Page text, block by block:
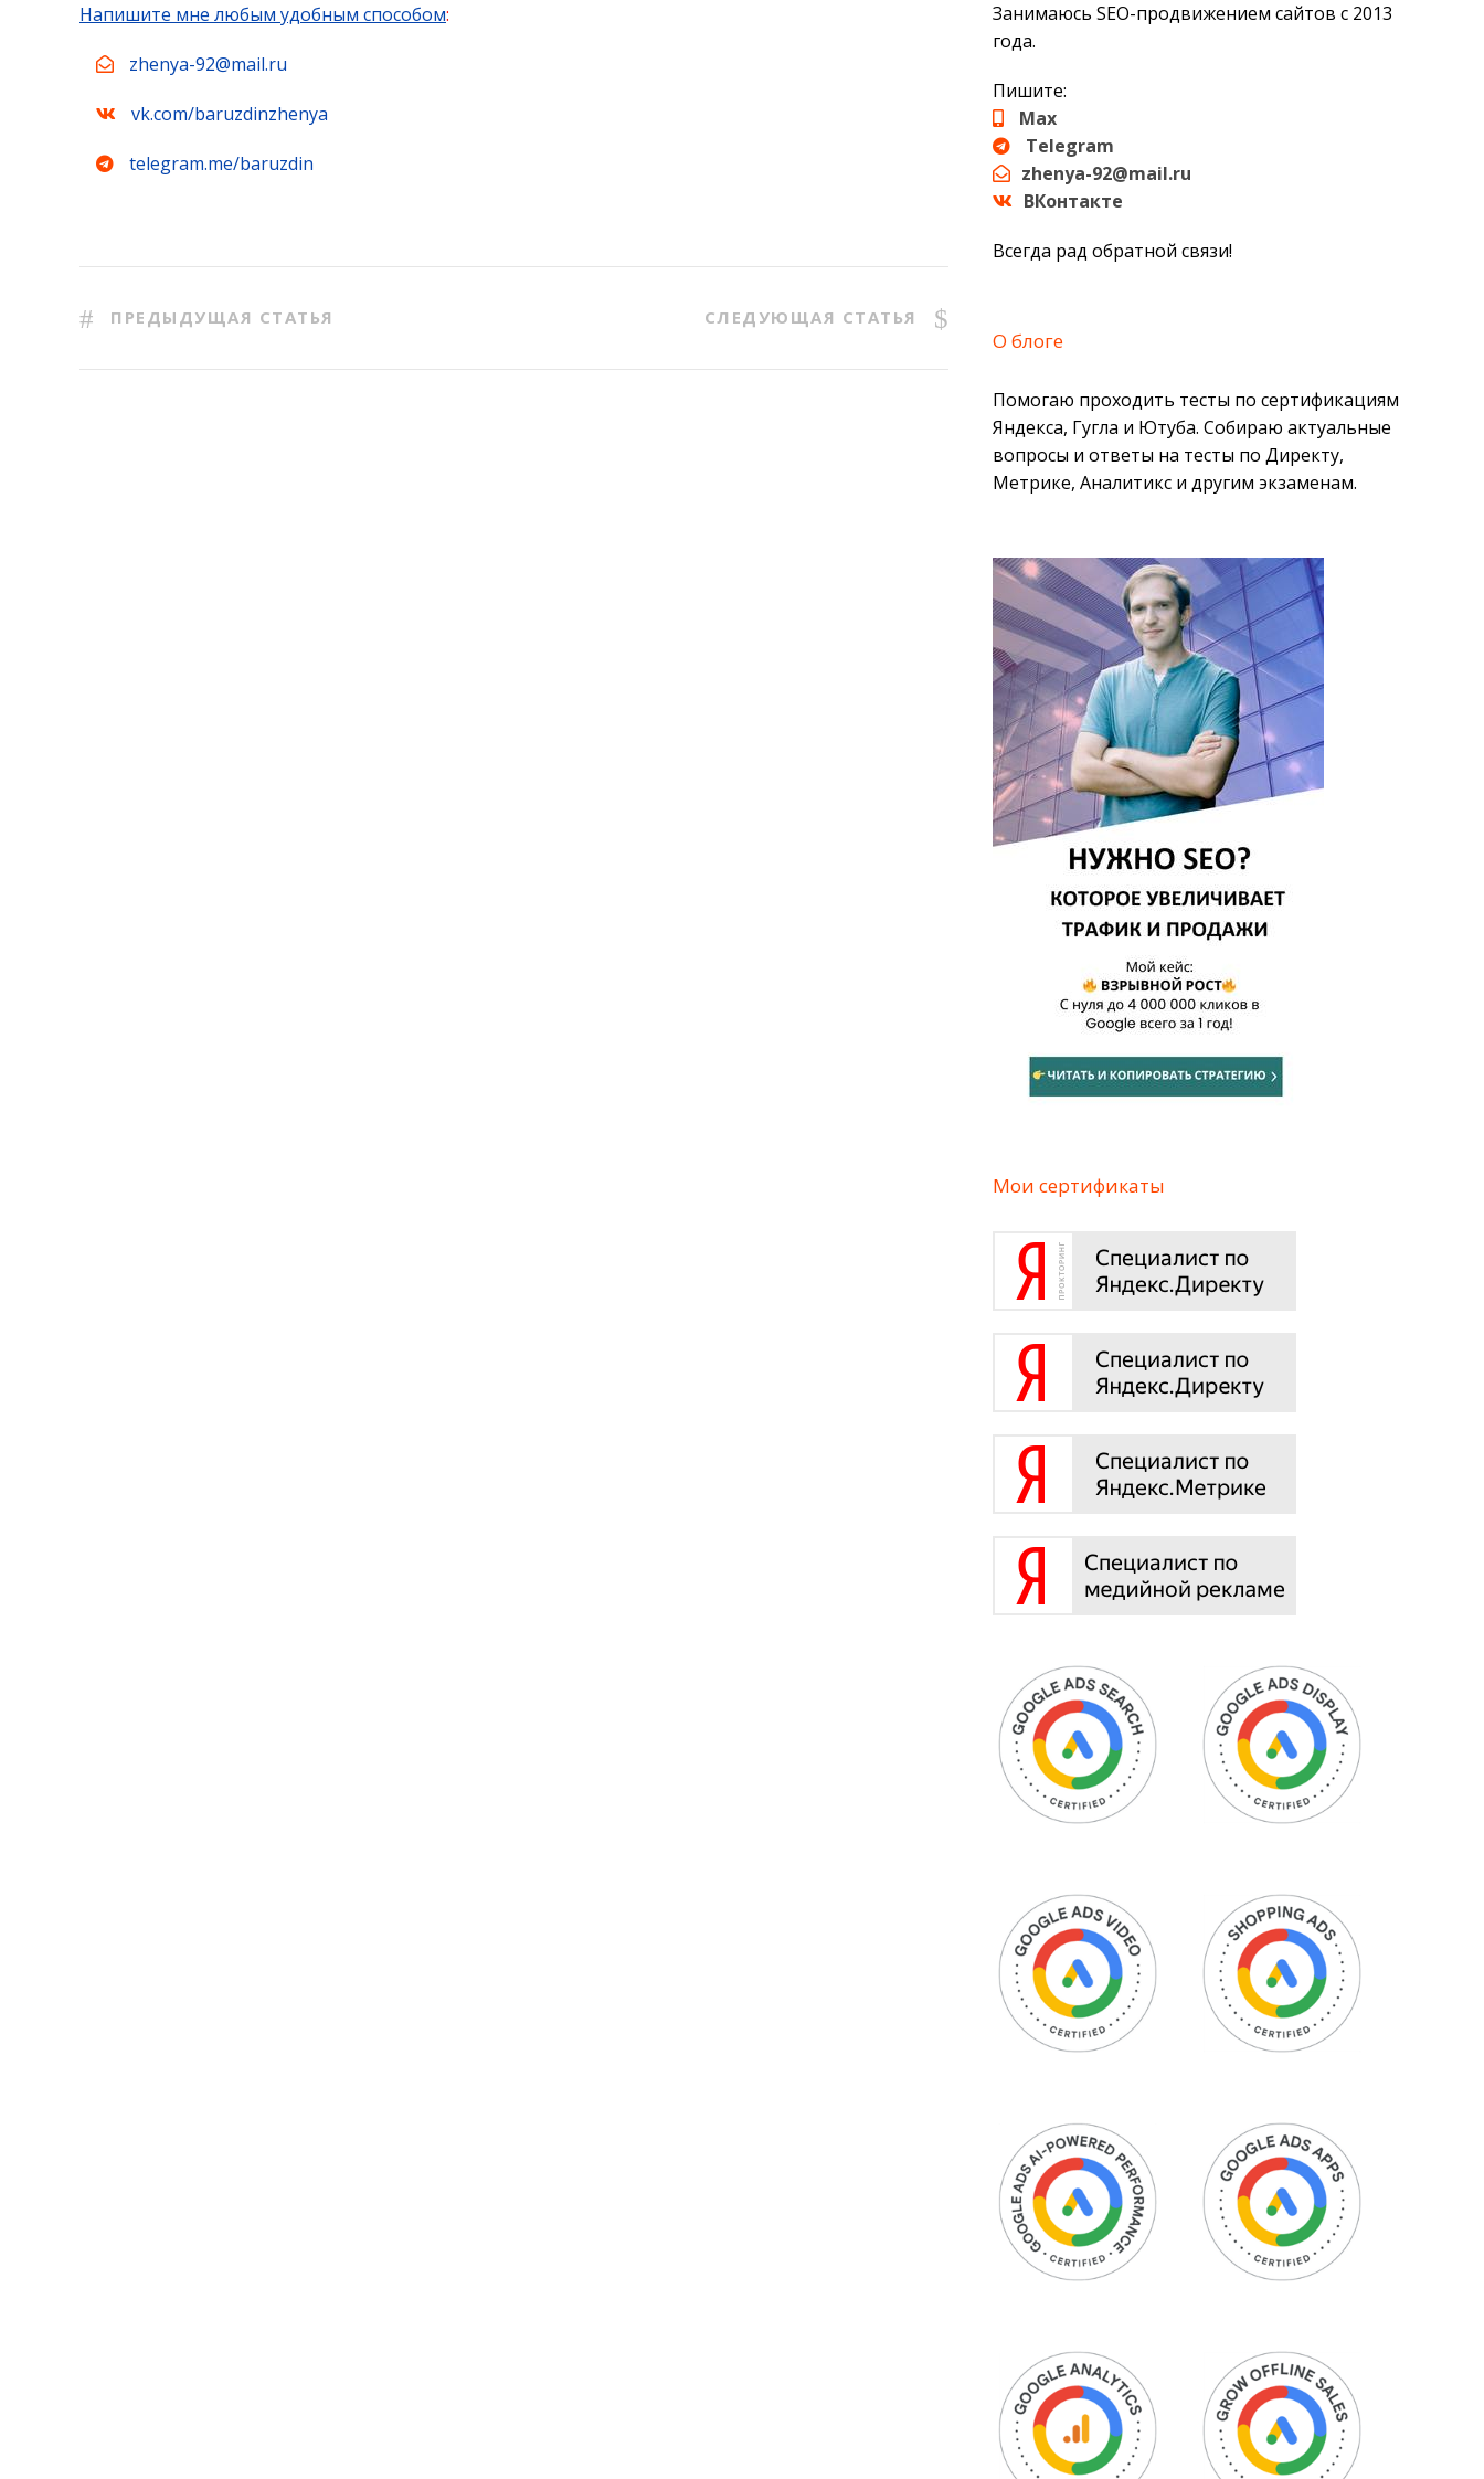
Напишите мне любым удобным способом:
zhenya-92@mail.ru
vk.com/baruzdinzhenya
telegram.me/baruzdin
ПРЕДЫДУЩАЯ СТАТЬЯ СЛЕДУЮЩАЯ СТАТЬЯ
Занимаюсь SEO-продвижением сайтов с 2013
года.
Пишите:
Max
Telegram
zhenya-92@mail.ru
ВКонтакте
Всегда рад обратной связи!
О блоге
Помогаю проходить тесты по сертификациям
Яндекса, Гугла и Ютуба. Собираю актуальные
вопросы и ответы на тесты по Директу,
Метрике, Аналитикс и другим экзаменам.
Мои сертификаты